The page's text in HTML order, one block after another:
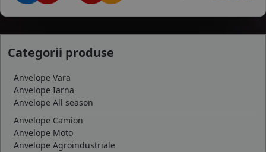
Categorii produse
Anvelope Vara
Anvelope Iarna
Anvelope All season
Anvelope Camion
Anvelope Moto
Anvelope Agroindustriale